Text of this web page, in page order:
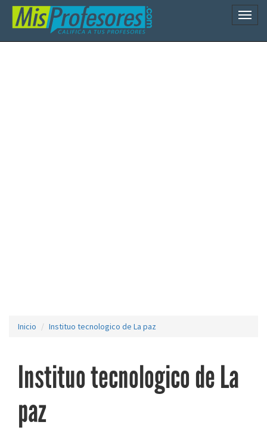
Inicio Instituo tecnologico de La paz
Instituo tecnologico de La
paz